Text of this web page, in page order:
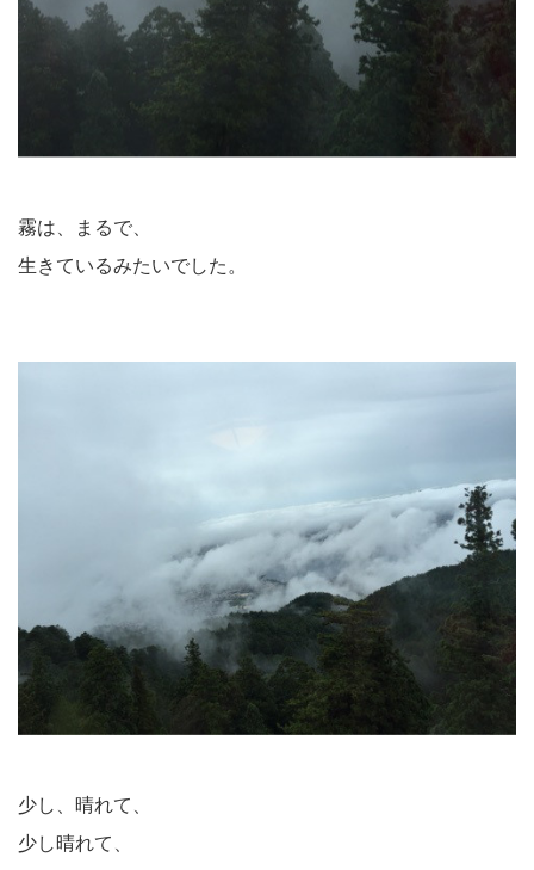
霧は、まるで、
生きているみたいでした。
少し、晴れて、
少し晴れて、